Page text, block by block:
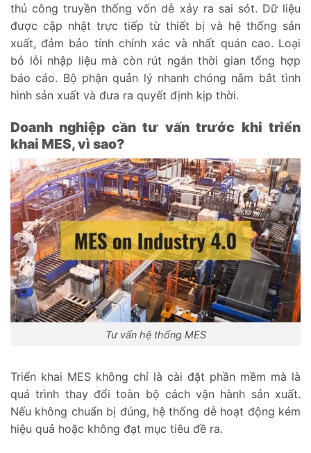
thủ công truyền thống vốn dễ xảy ra sai sót. Dữ liệu
được cập nhật trực tiếp từ thiết bị và hệ thống sản
xuất, đảm bảo tính chính xác và nhất quán cao. Loại
bỏ lỗi nhập liệu mà còn rút ngắn thời gian tổng hợp
báo cáo. Bộ phận quản lý nhanh chóng nắm bắt tình
hình sản xuất và đưa ra quyết định kịp thời.
Doanh nghiệp cần tư vấn trước khi triển
khai MES, vì sao?
Tư vấn hệ thống MES
Triển khai MES không chỉ là cài đặt phần mềm mà là
quá trình thay đổi toàn bộ cách vận hành sản xuất.
Nếu không chuẩn bị đúng, hệ thống dễ hoạt động kém
hiệu quả hoặc không đạt mục tiêu đề ra.